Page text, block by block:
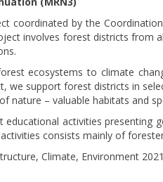
coordinated by the
involves forest districts from
ecosystems to climate
we support forest districts in
– valuable habitats and
activities presenting
consists mainly of
Climate, Environment